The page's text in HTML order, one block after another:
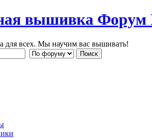
всех. Мы научим вас вышивать!